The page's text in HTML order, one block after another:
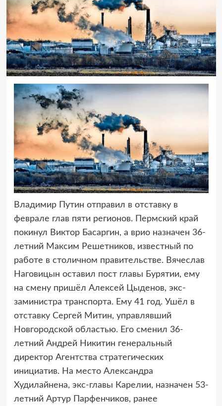
Владимир Путин отправил в отставку в
феврале глав пяти регионов. Пермский край
покинул Виктор Басаргин, а врио назначен 36-
летний Максим Решетников, известный по
работе в столичном правительстве. Вячеслав
Наговицын оставил пост главы Бурятии, ему
на смену пришёл Алексей Цыденов, экс-
заминистра транспорта. Ему 41 год. Ушёл в
отставку Сергей Митин, управлявший
Новгородской областью. Его сменил 36-
летний Андрей Никитин генеральный
директор Агентства стратегических
инициатив. На место Александра
Худилайнена, экс-главы Карелии, назначен 53-
летний Артур Парфенчиков, ранее